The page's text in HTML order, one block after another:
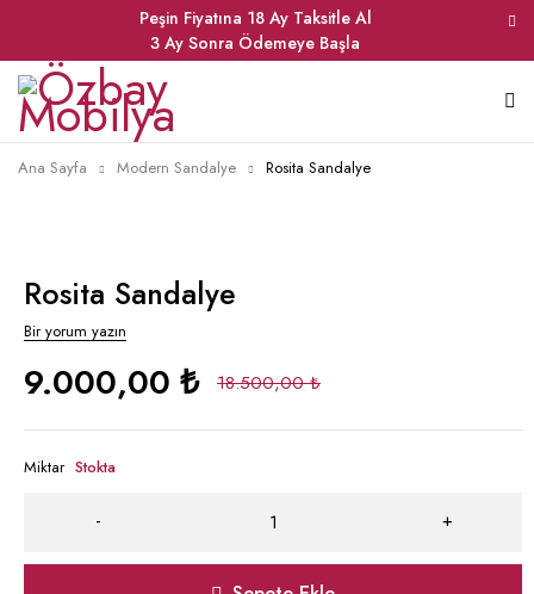
Peşin Fiyatına 18 Ay Taksitle Al
3 Ay Sonra Ödemeye Başla
Ana Sayfa Modern Sandalye Rosita Sandalye
Rosita Sandalye
Bir yorum yazın
18.500,00₺
9.000,00 ₺
Miktar Stokta